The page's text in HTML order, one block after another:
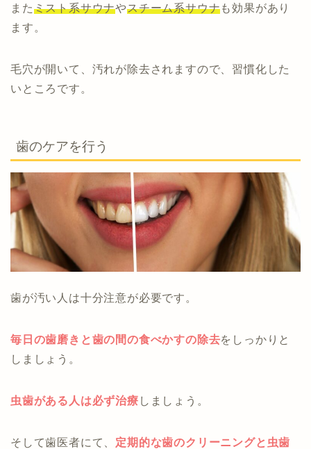
またミスト系サウナやスチーム系サウナも効果があり
ます。
毛穴が開いて、汚れが除去されますので、習慣化した
いところです。
歯のケアを行う
歯が汚い人は十分注意が必要です。
毎日の歯磨きと歯の間の食べかすの除去をしっかりと
しましょう。
虫歯がある人は必ず治療 しましょう。
そして歯医者にて、 定期的な歯のクリーニングと虫歯